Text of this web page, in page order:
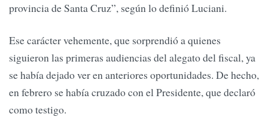
provincia de Santa Cruz”, según lo definió Luciani.
Ese carácter vehemente, que sorprendió a quienes
siguieron las primeras audiencias del alegato del fiscal, ya
se había dejado ver en anteriores oportunidades. De hecho,
en febrero se había cruzado con el Presidente, que declaró
como testigo.